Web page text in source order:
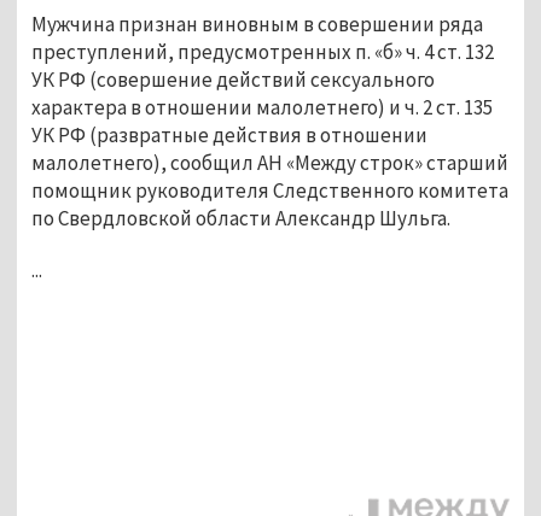
Мужчина признан виновным в совершении ряда
преступлений, предусмотренных п. «б» ч. 4 ст. 132
УК РФ (совершение действий сексуального
характера в отношении малолетнего) и ч. 2 ст. 135
УК РФ (развратные действия в отношении
малолетнего), сообщил АН «Между строк» старший
помощник руководителя Следственного комитета
по Свердловской области Александр Шульга.
...